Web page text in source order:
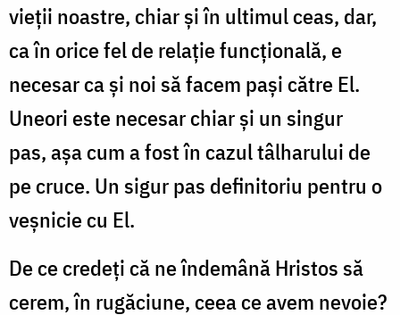
vieții noastre, chiar și în ultimul ceas, dar,
ca în orice fel de relație funcțională, e
necesar ca și noi să facem pași către El.
Uneori este necesar chiar și un singur
pas, așa cum a fost în cazul tâlharului de
pe cruce. Un sigur pas definitoriu pentru o
veșnicie cu El.
De ce credeți că ne îndemână Hristos să
cerem, în rugăciune, ceea ce avem nevoie?